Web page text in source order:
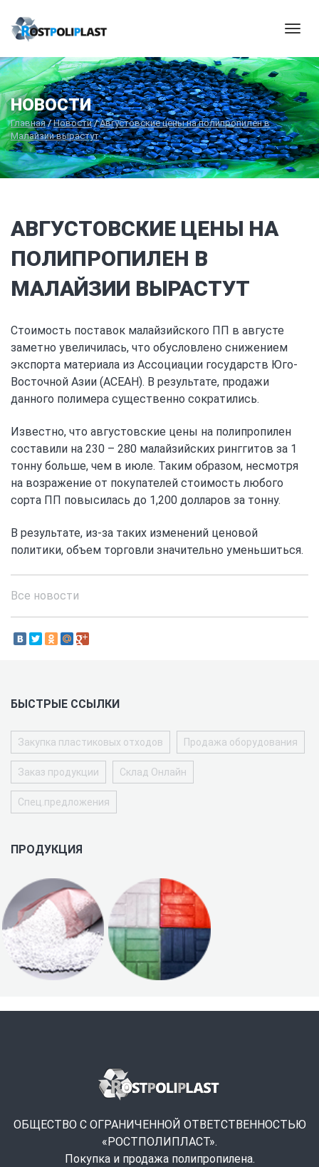
НОВОСТИ
Главная/Новости/Августовские цены на полипропилен в
Малайзии вырастут
АВГУСТОВСКИЕ ЦЕНЫ НА
ПОЛИПРОПИЛЕН В
МАЛАЙЗИИ ВЫРАСТУТ
Стоимость поставок малайзийского ПП в августе
заметно увеличилась, что обусловлено снижением
экспорта материала из Ассоциации государств Юго-
Восточной Азии (АСЕАН). В результате, продажи
данного полимера существенно сократились.
Известно, что августовские цены на полипропилен
составили на 230 – 280 малайзийских ринггитов за 1
тонну больше, чем в июле. Таким образом, несмотря
на возражение от покупателей стоимость любого
сорта ПП повысилась до 1,200 долларов за тонну.
В результате, из-за таких изменений ценовой
политики, объем торговли значительно уменьшиться.
Все новости
БЫСТРЫЕ ССЫЛКИ
Закупка пластиковых отходов Продажа оборудования
Заказ продукции Склад Онлайн
Спец.предложения
ПРОДУКЦИЯ
ОБЩЕСТВО С ОГРАНИЧЕННОЙ ОТВЕТСТВЕННОСТЬЮ
«РОСТПОЛИПЛАСТ».
Покупка и продажа полипропилена.